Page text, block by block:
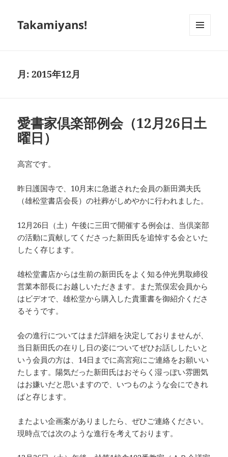
Takamiyans!
月:2015年12月
愛書家倶楽部例会（12月26日土
曜日）
高宮です。
昨日護国寺で、10月末に急逝された会員の新田満夫氏
（雄松堂書店会長）の社葬がしめやかに行われました。
12月26日（土）午後に三田で開催する例会は、当倶楽部
の活動に貢献してくださった新田氏を追悼する会といた
したく存じます。
雄松堂書店からは生前の新田氏をよく知る仲光男取締役
営業本部長にお越しいただきます。また荒俣宏会員から
はビデオで、雄松堂から購入した貴重書を御紹介くださ
るそうです。
会の進行についてはまだ詳細を決定しておりませんが、
当日新田氏の在りし日の姿についてぜひお話ししたいと
いう会員の方は、14日までに高宮宛にご連絡をお願いい
たします。陽気だった新田氏はおそらく湿っぽい雰囲気
はお嫌いだと思いますので、いつものような会にできれ
ばと存じます。
またよい企画案がありましたら、ぜひご連絡ください。
現時点では次のような進行を考えております。